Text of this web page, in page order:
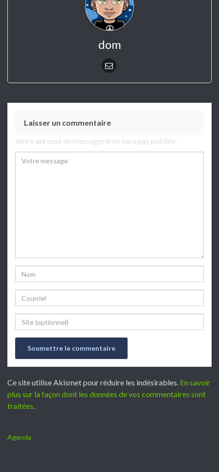
dom
Laisser un commentaire
Votre adresse de messagerie ne sera pas publiée.
Comment
Name
Email
Website
Ce site utilise Akismet pour réduire les indésirables. En savoir
plus sur la façon dont les données de vos commentaires sont
traitées.
Agenda